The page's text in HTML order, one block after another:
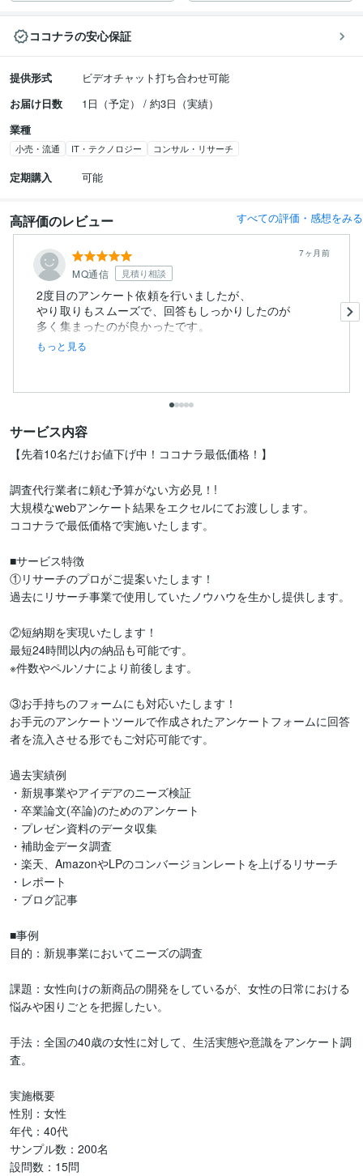
ココナラの安心保証
提供形式
ビデオチャット打ち合わせ可能
お届け日数
1日（予定） / 約3日（実績）
業種
小売・流通 IT・テクノロジー コンサル・リサーチ
定期購入 可能
高評価のレビュー すべての評価・感想をみる
MQ通信 見積り相談
7ヶ月前
2度目のアンケート依頼を行いましたが、
やり取りもスムーズで、回答もしっかりしたのが
多く集まったのが良かったです。
もっと見る
サービス内容
【先着10名だけお値下げ中！ココナラ最低価格！】
調査代行業者に頼む予算がない方必見！!
大規模なwebアンケート結果をエクセルにてお渡しします。
ココナラで最低価格で実施いたします。
■サービス特徴
①リサーチのプロがご提案いたします！
過去にリサーチ事業で使用していたノウハウを生かし提供します。
②短納期を実現いたします！
最短24時間以内の納品も可能です。
※件数やペルソナにより前後します。
③お手持ちのフォームにも対応いたします！
お手元のアンケートツールで作成されたアンケートフォームに回答
者を流入させる形でもご対応可能です。
過去実績例
・新規事業やアイデアのニーズ検証
・卒業論文(卒論)のためのアンケート
・プレゼン資料のデータ収集
・補助金データ調査
・楽天、AmazonやLPのコンバージョンレートを上げるリサーチ
・レポート
・ブログ記事
■事例
目的：新規事業においてニーズの調査
課題：女性向けの新商品の開発をしているが、女性の日常における
悩みや困りごとを把握したい。
手法：全国の40歳の女性に対して、生活実態や意識をアンケート調
査。
実施概要
性別：女性
年代：40代
サンプル数：200名
設問数：15問